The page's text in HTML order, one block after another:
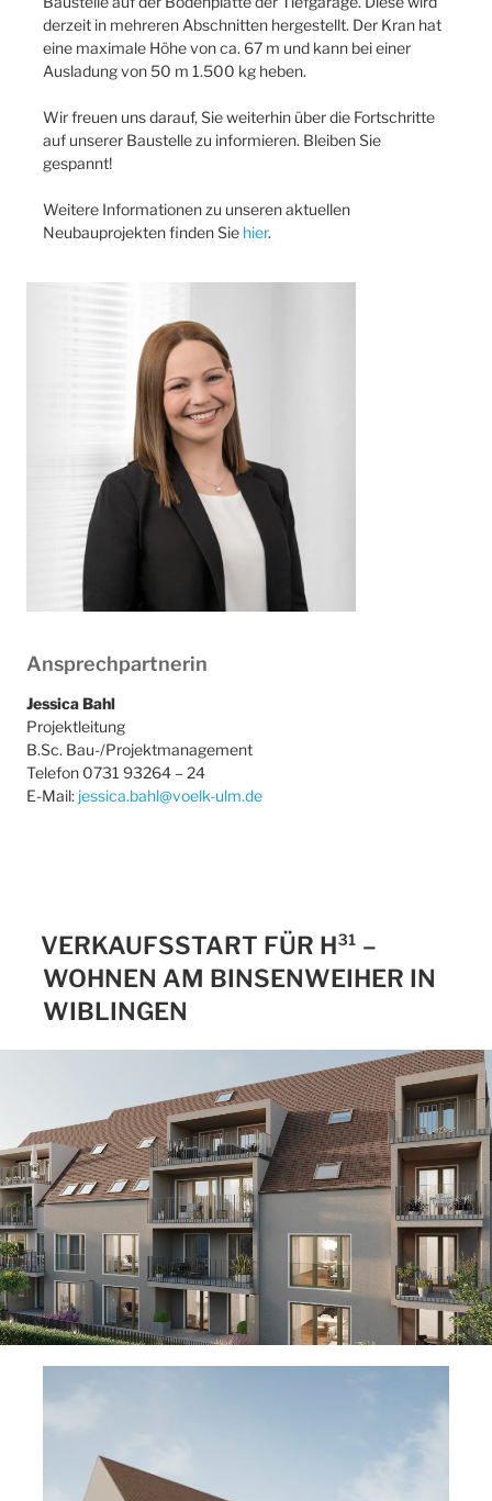
derzeit in mehreren Abschnitten hergestellt. Der Kran hat
eine maximale Höhe von ca. 67 m und kann bei einer
Ausladung von 50 m 1.500 kg heben.
Wir freuen uns darauf, Sie weiterhin über die Fortschritte
auf unserer Baustelle zu informieren. Bleiben Sie
gespannt!
Weitere Informationen zu unseren aktuellen
Neubauprojekten finden Sie hier.
Ansprechpartnerin
Jessica Bahl
Projektleitung
B.Sc. Bau-/Projektmanagement
Telefon 0731 93264 – 24
E-Mail: jessica.bahl@voelk-ulm.de
VERKAUFSSTART FÜR H³¹ –
WOHNEN AM BINSENWEIHER IN
WIBLINGEN